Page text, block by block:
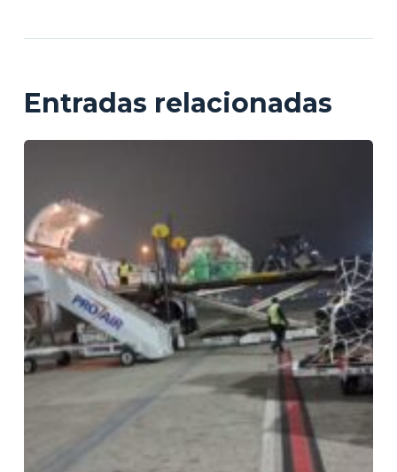
Entradas relacionadas